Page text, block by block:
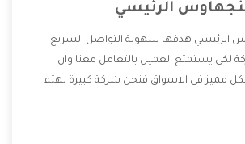
الرئيسي
الرئيسي هدفها سهولة التواصل السريع
لكى يستمتع العميل بالتعامل معنا وان
مميز فى الاسواق فنحن شركة كبيرة نهتم
منها خدمة الصيانة التى تكون من أهم